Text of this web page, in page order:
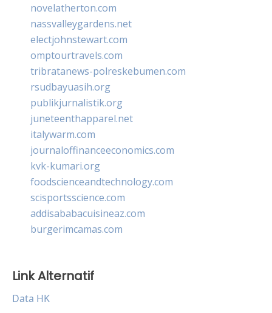
novelatherton.com
nassvalleygardens.net
electjohnstewart.com
omptourtravels.com
tribratanews-polreskebumen.com
rsudbayuasih.org
publikjurnalistik.org
juneteenthapparel.net
italywarm.com
journaloffinanceeconomics.com
kvk-kumari.org
foodscienceandtechnology.com
scisportsscience.com
addisababacuisineaz.com
burgerimcamas.com
Link Alternatif
Data HK